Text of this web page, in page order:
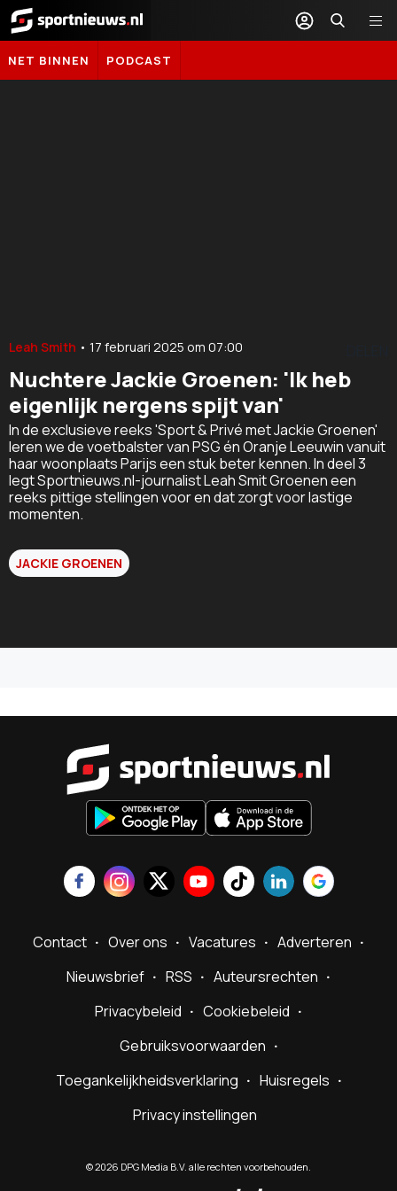
Sportnieuws.nl
NET BINNEN PODCAST
Leah Smith • 17 februari 2025 om 07:00
Nuchtere Jackie Groenen: 'Ik heb
eigenlijk nergens spijt van'
In de exclusieve reeks 'Sport & Privé met Jackie Groenen'
leren we de voetbalster van PSG én Oranje Leeuwin vanuit
haar woonplaats Parijs een stuk beter kennen. In deel 3
legt Sportnieuws.nl-journalist Leah Smit Groenen een
reeks pittige stellingen voor en dat zorgt voor lastige
momenten.
JACKIE GROENEN
Contact Over ons Vacatures
Adverteren
Nieuwsbrief
RSS
Auteursrechten
Privacybeleid
Cookiebeleid
Gebruiksvoorwaarden
Toegankelijkheidsverklaring
Huisregels
Privacy instellingen
©2026 DPG Media B.V. alle rechten voorbehouden.